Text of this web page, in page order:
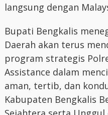
langsung dengan
Bupati Bengkalis
Daerah akan terus
program strategis
Assistance dalam
aman, tertib, dan
Kabupaten Bengkalis